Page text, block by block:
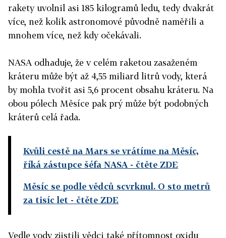
rakety uvolnil asi 185 kilogramů ledu, tedy dvakrát
více, než kolik astronomové původně naměřili a
mnohem více, než kdy očekávali.
NASA odhaduje, že v celém raketou zasaženém
kráteru může být až 4,55 miliard litrů vody, která
by mohla tvořit asi 5,6 procent obsahu kráteru. Na
obou pólech Měsíce pak prý může být podobných
kráterů celá řada.
Kvůli cestě na Mars se vrátíme na Měsíc,
říká zástupce šéfa NASA - čtěte ZDE
Měsíc se podle vědců scvrknul. O sto metrů
za tisíc let - čtěte ZDE
Vedle vody zjistili vědci také přítomnost oxidu